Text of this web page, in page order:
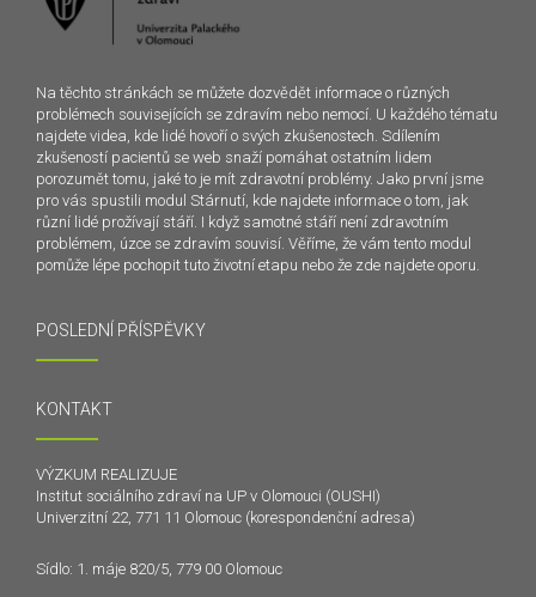
Na těchto stránkách se můžete dozvědět informace o různých
problémech souvisejících se zdravím nebo nemocí. U každého tématu
najdete videa, kde lidé hovoří o svých zkušenostech. Sdílením
zkušeností pacientů se web snaží pomáhat ostatním lidem
porozumět tomu, jaké to je mít zdravotní problémy. Jako první jsme
pro vás spustili modul Stárnutí, kde najdete informace o tom, jak
různí lidé prožívají stáří. I když samotné stáří není zdravotním
problémem, úzce se zdravím souvisí. Věříme, že vám tento modul
pomůže lépe pochopit tuto životní etapu nebo že zde najdete oporu.
POSLEDNÍ PŘÍSPĚVKY
KONTAKT
VÝZKUM REALIZUJE
Institut sociálního zdraví na UP v Olomouci (OUSHI)
Univerzitní 22, 771 11 Olomouc (korespondenční adresa)
Sídlo: 1. máje 820/5, 779 00 Olomouc